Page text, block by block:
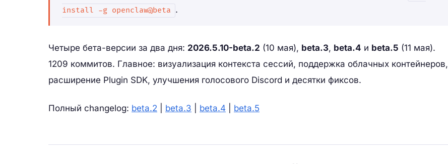
install -g openclaw@beta .
Четыре бета-версии за два дня: 2026.5.10-beta.2 (10 мая), beta.3, beta.4 и beta.5 (11 мая).
1209 коммитов. Главное: визуализация контекста сессий, поддержка облачных контейнеров,
расширение Plugin SDK, улучшения голосового Discord и десятки фиксов.
Полный changelog: beta.2 beta.3 beta.4 beta.5